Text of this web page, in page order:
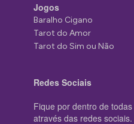
Jogos
Baralho Cigano
Tarot do Amor
Tarot do Sim ou Não
Redes Sociais
Fique por dentro de
através das redes sociais.